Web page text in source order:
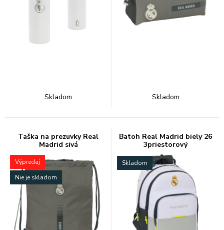
Skladom Skladom
Taška na prezuvky Real
Madrid sivá
Výpredaj
Nie je skladom
Batoh Real Madrid biely 26
3priestorový
Skladom